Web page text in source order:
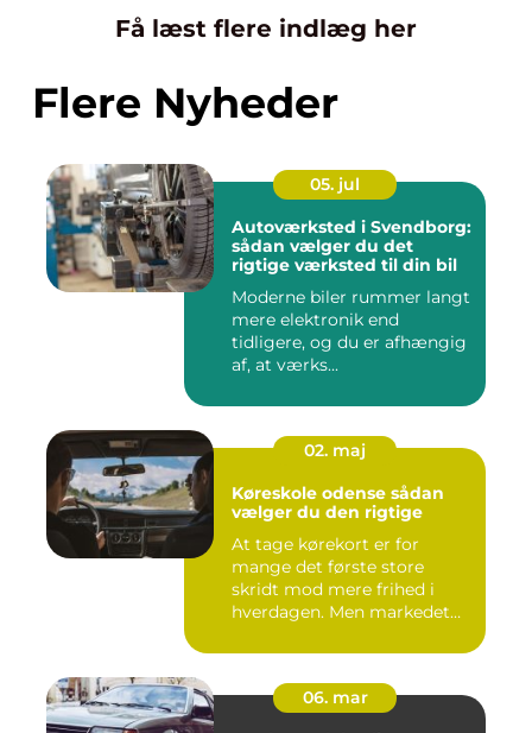
Få læst flere indlæg her
Flere Nyheder
05. jul
Autoværksted i Svendborg:
sådan vælger du det
rigtige værksted til din bil
Moderne biler rummer langt
mere elektronik end
tidligere, og du er afhængig
af, at værks...
02. maj
Køreskole odense sådan
vælger du den rigtige
At tage kørekort er for
mange det første store
skridt mod mere frihed i
hverdagen. Men markedet
06. mar